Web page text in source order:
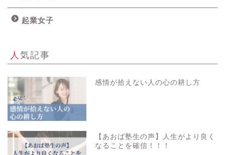
起業女子
人気記事
感情が拾えない人の心の耕し方
【あおば塾生の声】人生がより良く
なることを確信！！！